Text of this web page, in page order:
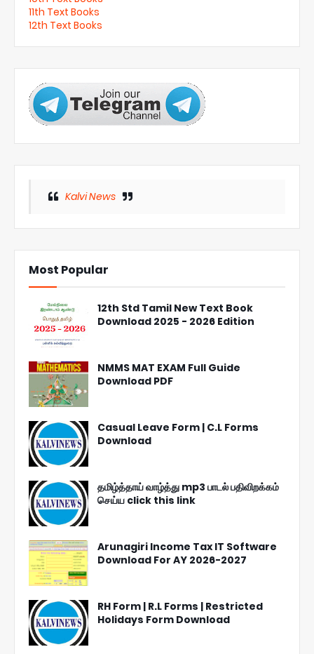
11th Text Books
12th Text Books
Kalvi News
Most Popular
12th Std Tamil New Text Book
Download 2025 - 2026 Edition
NMMS MAT EXAM Full Guide
Download PDF
Casual Leave Form | C.L Forms
Download
தமிழ்த்தாய் வாழ்த்து mp3 பாடல் பதிவிறக்கம்
செய்ய click this link
Arunagiri Income Tax IT Software
Download For AY 2026-2027
RH Form | R.L Forms | Restricted
Holidays Form Download